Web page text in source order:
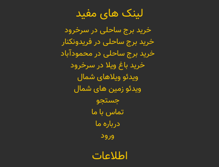
لینک های مفید
خرید برج ساحلی در سرخرود
خرید برج ساحلی در فریدونکنار
خرید برج ساحلی در محمودآباد
خرید باغ ویلا در سرخرود
ویدئو ویلاهای شمال
ویدئو زمین های شمال
جستجو
تماس با ما
درباره ما
ورود
اطلاعات